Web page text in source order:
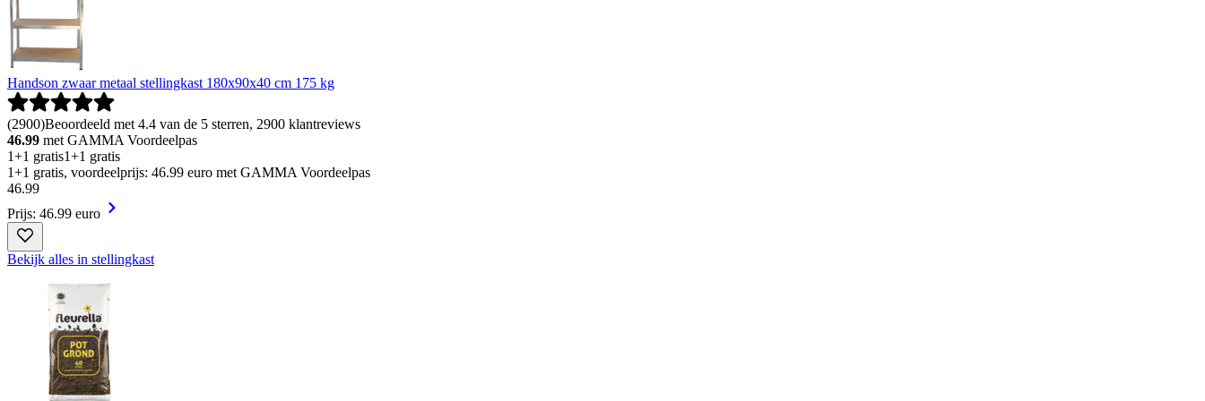
Handson zwaar metaal stellingkast 180x90x40 cm 175 kg
(2900)Beoordeeld met 4.4 van de 5 sterren, 2900 klantreviews
46.99 met GAMMA Voordeelpas
1+1 gratis1+1 gratis
1+1 gratis, voordeelprijs: 46.99 euro met GAMMA Voordeelpas
46.99
Prijs: 46.99 euro
Bekijk alles in stellingkast